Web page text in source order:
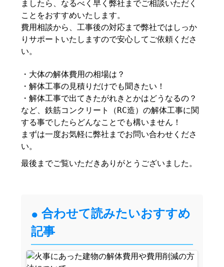
ましたら、なるべく早く弊社までご相談いただく
ことをおすすめいたします。
費用相談から、工事後の対応まで弊社ではしっか
りサポートいたしますので安心してご依頼くださ
い。
・大体の解体費用の相場は？
・解体工事の見積りだけでも聞きたい！
・解体工事で出てきたがれきとかはどうなるの？
など、鉄筋コンクリート（RC造）の解体工事に関
する事でしたらどんなことでも構いません！
まずは一度お気軽に弊社までお問い合わせくださ
い。
最後までご覧いただきありがとうございました。
合わせて読みたいおすすめ
記事